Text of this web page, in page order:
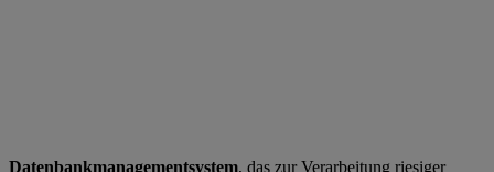
Datenbankmanagementsystem, das zur Verarbeitung riesiger